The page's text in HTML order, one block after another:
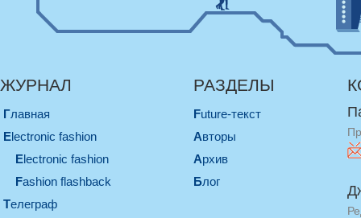
ЖУРНАЛ
Главная
electronic fashion
electronic fashion
Fashion flashback
телеграф
РАЗДЕЛЫ
Future-текст
Авторы
Архив
Блог